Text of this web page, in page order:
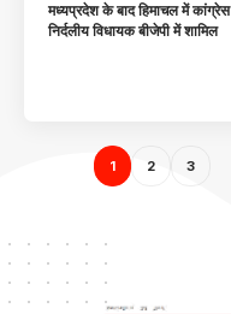
मध्यप्रदेश के बाद हिमाचल में
निर्दलीय विधायक बीजेपी में शामिल
1 2 3